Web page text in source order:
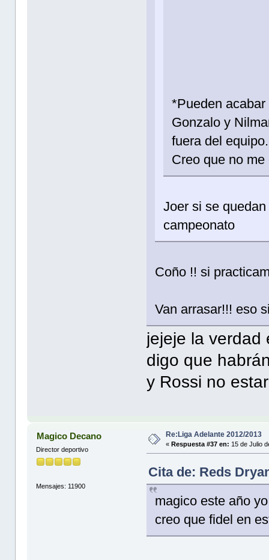
*Pueden
Gonzalo y
fuera del equipo.
Creo que no
Joer si se
campeonato
Coño !! si
Van arrasar!!! eso
jejeje la verdad
digo que
y Rossi no
Magico Decano
Director deportivo
Mensajes: 11900
Re:Liga Adelante 2012/2013
«Respuesta #37 en: 15 de Julio
Cita de: Reds
magico este año
creo que fidel en